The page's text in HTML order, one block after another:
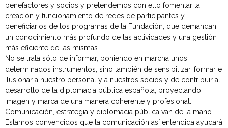
benefactores y socios y pretendemos con ello fomentar la
creación y funcionamiento de redes de participantes y
beneficiarios de los programas de la Fundación, que demandan
un conocimiento más profundo de las actividades y una gestión
más eficiente de las mismas.
No se trata sólo de informar, poniendo en marcha unos
determinados instrumentos, sino también de sensibilizar, formar e
ilusionar a nuestro personal y a nuestros socios y de contribuir al
desarrollo de la diplomacia pública española, proyectando
imagen y marca de una manera coherente y profesional.
Comunicación, estrategia y diplomacia pública van de la mano.
Estamos convencidos que la comunicación así entendida ayudará